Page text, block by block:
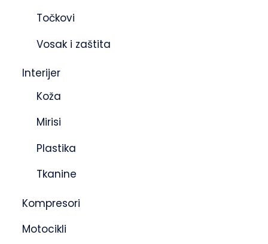
Točkovi
Vosak i zaštita
Interijer
Koža
Mirisi
Plastika
Tkanine
Kompresori
Motocikli